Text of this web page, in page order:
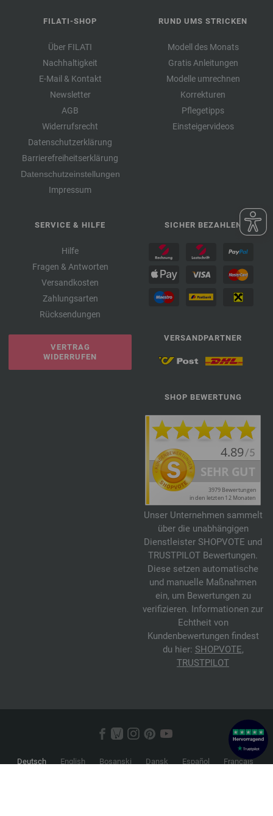
FILATI-SHOP
Über FILATI
Nachhaltigkeit
E-Mail & Kontakt
Newsletter
AGB
Widerrufsrecht
Datenschutzerklärung
Barrierefreiheitserklärung
Datenschutzeinstellungen
Impressum
RUND UMS STRICKEN
Modell des Monats
Gratis Anleitungen
Modelle umrechnen
Korrekturen
Pflegetipps
Einsteigervideos
SERVICE & HILFE
Hilfe
Fragen & Antworten
Versandkosten
Zahlungsarten
Rücksendungen
VERTRAG
WIDERRUFEN
SICHER BEZAHLEN
VERSANDPARTNER
SHOP BEWERTUNG
Unser Unternehmen sammelt
über die unabhängigen
Dienstleister SHOPVOTE und
TRUSTPILOT Bewertungen.
Diese setzen automatische
und manuelle Maßnahmen
ein, um Bewertungen zu
verifizieren. Informationen zur
Echtheit von
Kundenbewertungen findest
du hier: SHOPVOTE,
TRUSTPILOT
Deutsch English Bosanski Dansk Español
Français